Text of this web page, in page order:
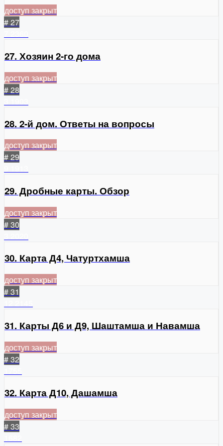
доступ закрыт
# 27
27. Хозяин 2-го дома
доступ закрыт
# 28
28. 2-й дом. Ответы на вопросы
доступ закрыт
# 29
29. Дробные карты. Обзор
доступ закрыт
# 30
30. Карта Д4, Чатуртхамша
доступ закрыт
# 31
31. Карты Д6 и Д9, Шаштамша и Навамша
доступ закрыт
# 32
32. Карта Д10, Дашамша
доступ закрыт
# 33